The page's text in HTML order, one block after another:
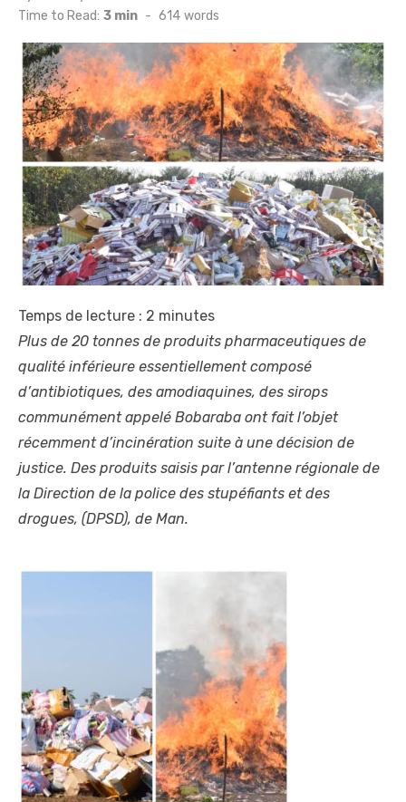
Time to Read: 3 min - 614 words
Temps de lecture : 2 minutes
Plus de 20 tonnes de produits pharmaceutiques de
qualité inférieure essentiellement composé
d’antibiotiques, des amodiaquines, des sirops
communément appelé Bobaraba ont fait l’objet
récemment d’incinération suite à une décision de
justice. Des produits saisis par l’antenne régionale de
la Direction de la police des stupéfiants et des
drogues, (DPSD), de Man.